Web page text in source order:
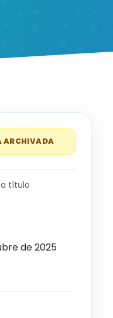
ARCHIVADA
título
de 2025